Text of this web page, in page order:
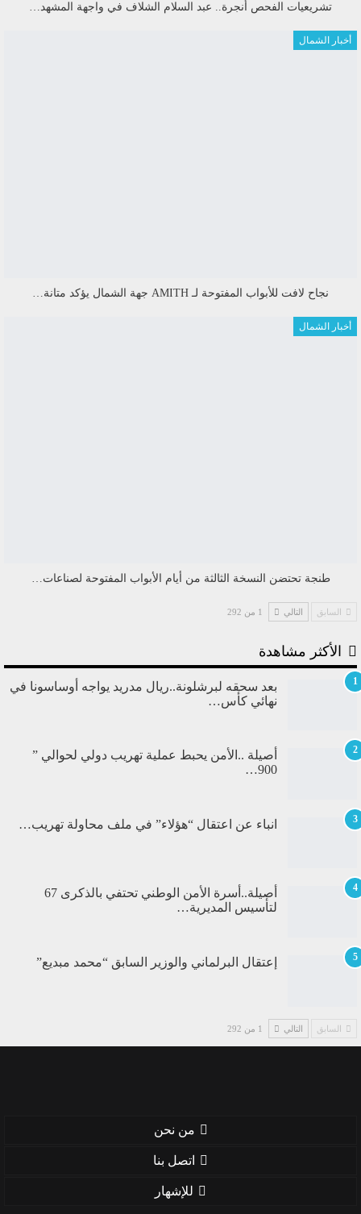
تشريعيات الفحص أنجرة.. عبد السلام الشلاف في واجهة المشهد…
أخبار الشمال
نجاح لافت للأبواب المفتوحة لـ AMITH جهة الشمال يؤكد متانة…
أخبار الشمال
طنجة تحتضن النسخة الثالثة من أيام الأبواب المفتوحة لصناعات…
السابق التالي 1 من 292
الأكثر مشاهدة
1
بعد سحقه لبرشلونة..ريال مدريد يواجه أوساسونا في
نهائي كأس…
2
أصيلة ..الأمن يحبط عملية تهريب دولي لحوالي ”
900…
3 انباء عن اعتقال “هؤلاء” في ملف محاولة تهريب…
4
أصيلة..أسرة الأمن الوطني تحتفي بالذكرى 67
لتأسيس المديرية…
5 إعتقال البرلماني والوزير السابق “محمد مبديع”
السابق التالي 1 من 292
من نحن
اتصل بنا
للإشهار